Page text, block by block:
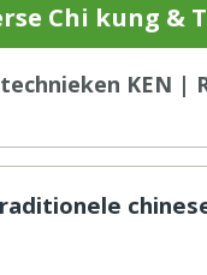
Chi kung &
KEN |